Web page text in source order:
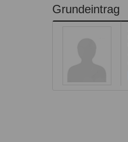
Therapeutenliste
Grundeintrag